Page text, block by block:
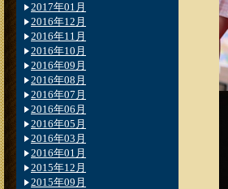
2017年01月
2016年12月
2016年11月
2016年10月
2016年09月
2016年08月
2016年07月
2016年06月
2016年05月
2016年03月
2016年01月
2015年12月
2015年09月